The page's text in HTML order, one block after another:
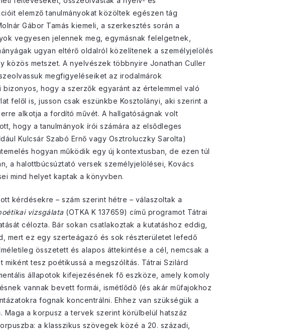
elemző tanulmányokat közöltek egészen tág
Gábor Tamás kiemeli, a szerkesztés során a
vegyesen jelennek meg, egymásnak felelgetnek,
ugyan eltérő oldalról közelítenek a személyjelölés
metszet. A nyelvészek többnyire Jonathan Culler
megfigyeléseiket az irodalmárok
hogy a szerzők egyaránt az értelemmel való
felől is, jusson csak eszünkbe Kosztolányi, aki szerint a
alkotja a fordító művét. A hallgatóságnak volt
hogy a tanulmányok írói számára az elsődleges
Kulcsár Szabó Ernő vagy Osztroluczky Sarolta)
hogyan működik egy új kontextusban, de ezen túl
a halottbúcsúztató versek személyjelölései, Kovács
mind helyet kaptak a könyvben.
kérdésekre – szám szerint hétre – válaszoltak a
vizsgálata(OTKA K 137659) című programot Tátrai
célozta. Bár sokan csatlakoztak a kutatáshoz eddig,
mert ez egy szerteágazó és sok részterületet lefedő
összetett és alapos áttekintése a cél, nemcsak a
tesz poétikussá a megszólítás. Tátrai Szilárd
állapotok kifejezésének fő eszköze, amely komoly
vannak bevett formái, ismétlődő (és akár műfajokhoz
fognak koncentrálni. Ehhez van szükségük a
Maga a korpusz a tervek szerint körülbelül hatszáz
a klasszikus szövegek közé a 20. századi,